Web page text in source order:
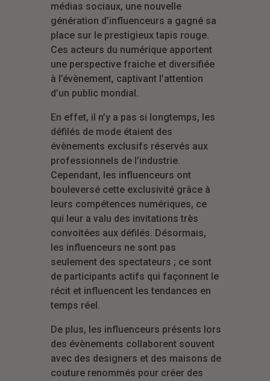
médias sociaux, une nouvelle
génération d’influenceurs a gagné sa
place sur le prestigieux tapis rouge.
Ces acteurs du numérique apportent
une perspective fraiche et diversifiée
à l’évènement, captivant l’attention
d’un public mondial.
En effet, il n’y a pas si longtemps, les
défilés de mode étaient des
évènements exclusifs réservés aux
professionnels de l’industrie.
Cependant, les influenceurs ont
bouleversé cette exclusivité grâce à
leurs compétences numériques, ce
qui leur a valu des invitations très
convoitées aux défilés. Désormais,
les influenceurs ne sont pas
seulement des spectateurs ; ce sont
de participants actifs qui façonnent le
récit et influencent les tendances en
temps réel.
De plus, les influenceurs présents lors
des évènements collaborent souvent
avec des designers et des maisons de
couture renommés pour créer des